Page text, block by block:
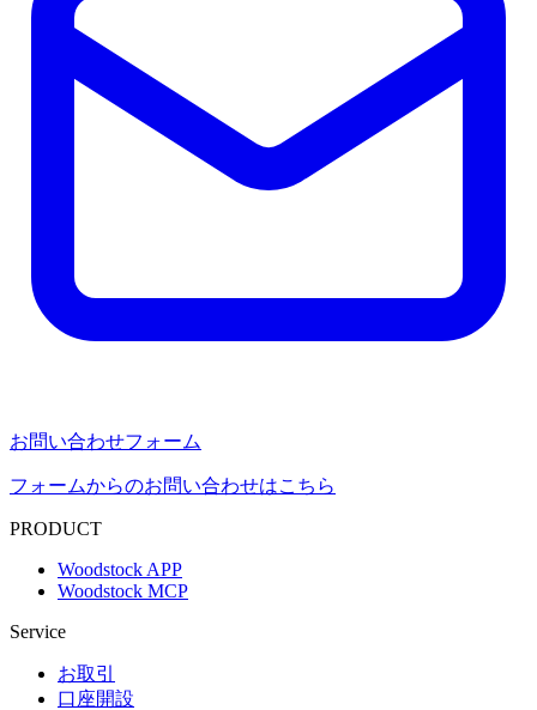
お問い合わせフォーム
フォームからのお問い合わせはこちら
PRODUCT
Woodstock APP
Woodstock MCP
Service
お取引
口座開設